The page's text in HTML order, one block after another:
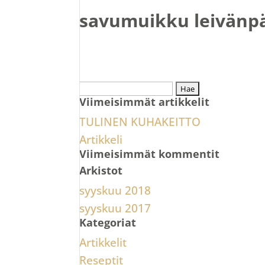
savumuikku
Haku:
Viimeisimmät artikkelit
TULINEN KUHAKEITTO
Artikkeli
Viimeisimmät kommentit
Arkistot
syyskuu 2018
syyskuu 2017
Kategoriat
Artikkelit
Reseptit